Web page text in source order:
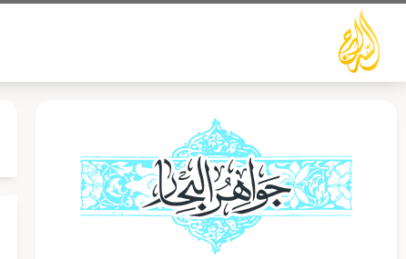
تخطي
المحتوى